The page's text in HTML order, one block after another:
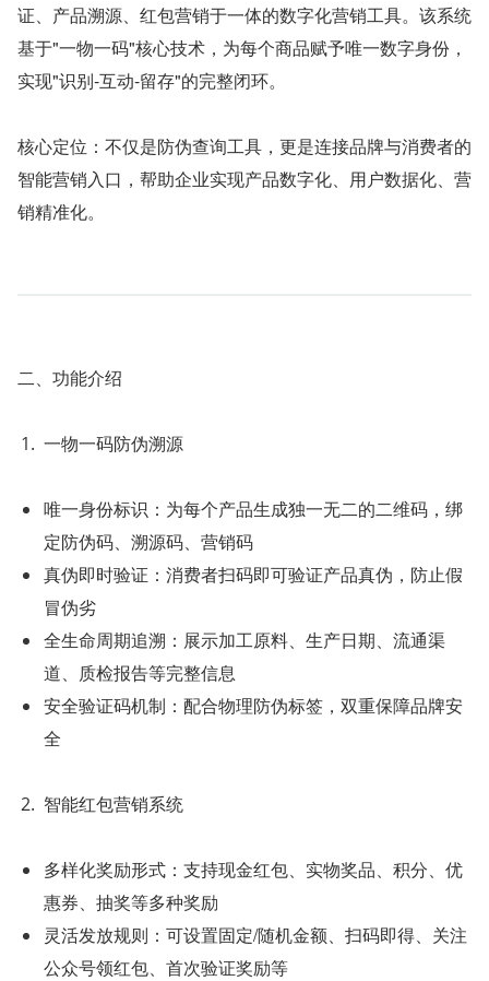
证、产品溯源、红包营销于一体的数字化营销工具。该系统
基于"一物一码"核心技术，为每个商品赋予唯一数字身份，
实现"识别-互动-留存"的完整闭环。
核心定位：不仅是防伪查询工具，更是连接品牌与消费者的
智能营销入口，帮助企业实现产品数字化、用户数据化、营
销精准化。
二、功能介绍
一物一码防伪溯源
唯一身份标识：为每个产品生成独一无二的二维码，绑
定防伪码、溯源码、营销码
真伪即时验证：消费者扫码即可验证产品真伪，防止假
冒伪劣
全生命周期追溯：展示加工原料、生产日期、流通渠
道、质检报告等完整信息
安全验证码机制：配合物理防伪标签，双重保障品牌安
全
智能红包营销系统
多样化奖励形式：支持现金红包、实物奖品、积分、优
惠券、抽奖等多种奖励
灵活发放规则：可设置固定/随机金额、扫码即得、关注
公众号领红包、首次验证奖励等